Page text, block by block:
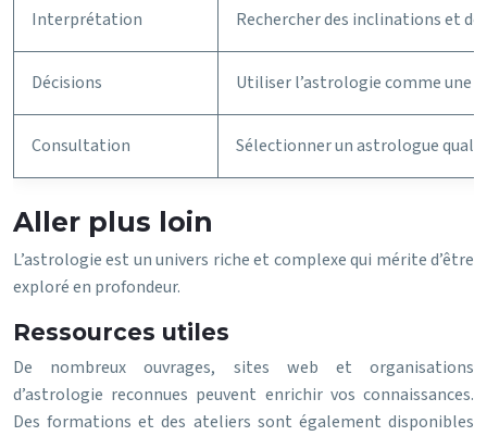
Interprétation Rechercher des inclinations et
Décisions Utiliser l’astrologie comme une
Consultation Sélectionner un astrologue
Aller plus loin
L’astrologie est un univers riche et complexe qui mérite d’être
exploré en profondeur.
Ressources utiles
De nombreux ouvrages, sites web et organisations
d’astrologie reconnues peuvent enrichir vos connaissances.
Des formations et des ateliers sont également disponibles